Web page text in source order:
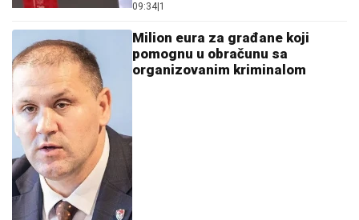
09:34 1
Milion eura za građane koji
pomognu u obračunu sa
organizovanim kriminalom